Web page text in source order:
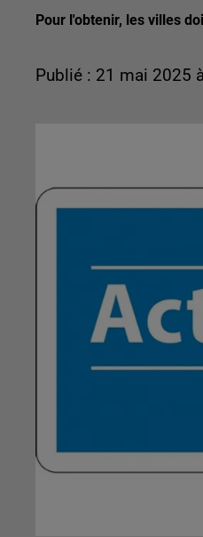
Pour l'obtenir, les villes
Publié : 21 mai 2025